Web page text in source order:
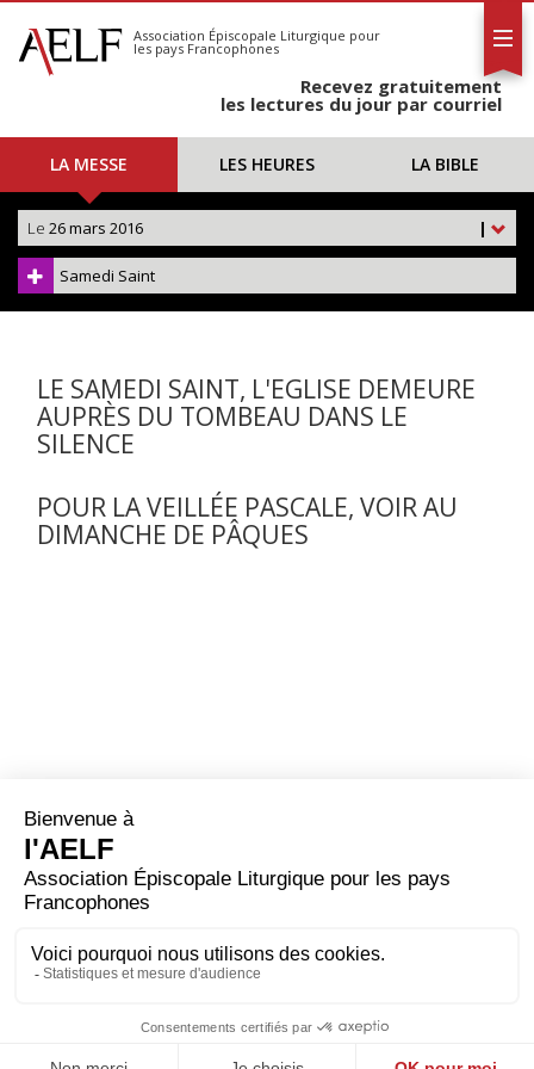
S'abonner
Calendrier
Association Épiscopale Liturgique pour
les pays Francophones
Recevez gratuitement
les lectures du jour par courriel
LA MESSE LES HEURES LA BIBLE
|
Le 26 mars 2016
Samedi Saint
LE SAMEDI SAINT, L'EGLISE DEMEURE
AUPRÈS DU TOMBEAU DANS LE
SILENCE
POUR LA VEILLÉE PASCALE, VOIR AU
DIMANCHE DE PÂQUES